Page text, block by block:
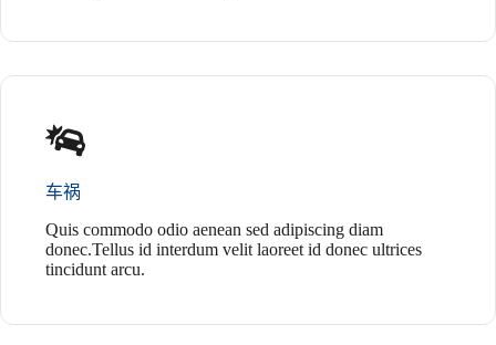
车祸
Quis commodo odio aenean sed adipiscing diam
donec.Tellus id interdum velit laoreet id donec ultrices
tincidunt arcu.